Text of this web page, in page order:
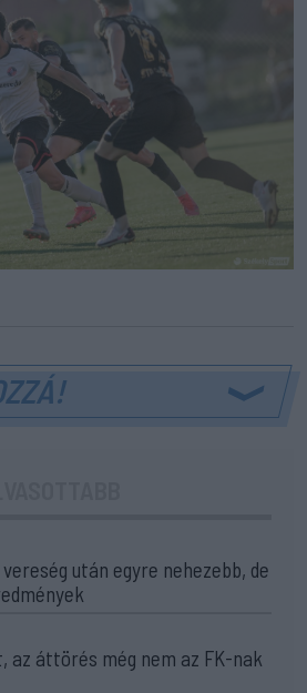
után egyre nehezebb, de
az áttörés még nem az FK-nak